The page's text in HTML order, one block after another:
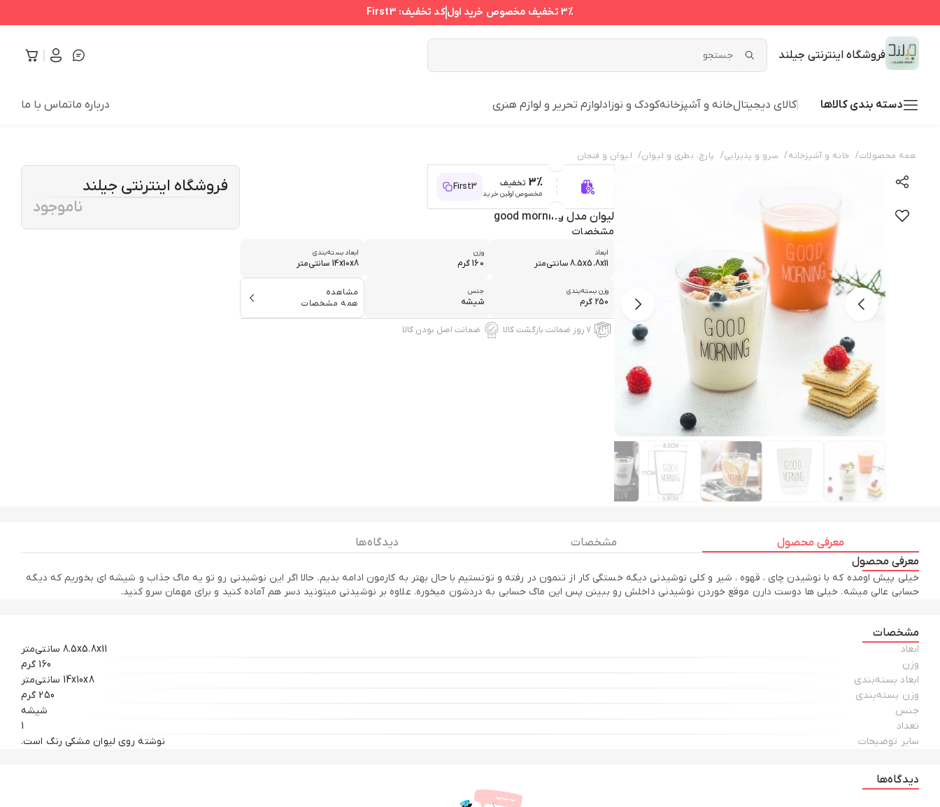
3% تخفیف مخصوص خرید اولکد تخفیف: First3
فروشگاه اینترنتی جیلند
دسته بندی کالاها کالای دیجیتالخانه و آشپزخانهکودک و نوزادلوازم تحریر و لوازم هنری درباره ماتماس با ما
همه محصولات/ خانه و آشپزخانه/ سرو و پذیرایی/ پارچ، بطری و لیوان/ لیوان و فنجان
3% تخفیف
مخصوص اولین خرید
First3
لیوان مدل good morning
مشخصات
ابعاد
8.5x5.8x11 سانتی‌متر
وزن
160 گرم
ابعاد بسته‌بندی
14x10x8 سانتی‌متر
وزن بسته‌بندی
250 گرم
جنس
شیشه
مشاهده
همه مشخصات
۷ روز ضمانت بازگشت کالا ضمانت اصل بودن کالا
فروشگاه اینترنتی جیلند
ناموجود
معرفی محصول مشخصات
دیدگاه ها
معرفی محصول
خیلی پیش اومده که با نوشیدن چای ، قهوه ، شیر و کلی نوشیدنی دیگه خستگی کار از تنمون در رفته و تونستیم با حال بهتر به کارمون ادامه بدیم. حالا اگر این نوشیدنی رو تو یه ماگ جذاب و شیشه ای بخوریم که دیگه
حسابی عالی میشه. خیلی ها دوست دارن موقع خوردن نوشیدنی داخلش رو ببینن پس این ماگ حسابی به دردشون میخوره. علاوه بر نوشیدنی میتونید دسر هم آماده کنید و برای مهمان سرو کنید.
مشخصات
ابعاد
8.5x5.8x11 سانتی‌متر
وزن
160 گرم
ابعاد بسته‌بندی
14x10x8 سانتی‌متر
وزن بسته‌بندی
250 گرم
جنس
شیشه
تعداد
1
سایر توضیحات
نوشته روی لیوان مشکی رنگ است.
دیدگاه‌ها